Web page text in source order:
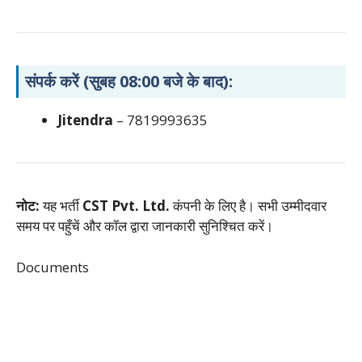
संपर्क करें (सुबह 08:00 बजे के बाद):
Jitendra – 7819993635
नोट:यह भर्तीCST Pvt. Ltd.कंपनी के लिए है। सभी उम्मीदवार
समय पर पहुँचें और कॉल द्वारा जानकारी सुनिश्चित करें।
Documents